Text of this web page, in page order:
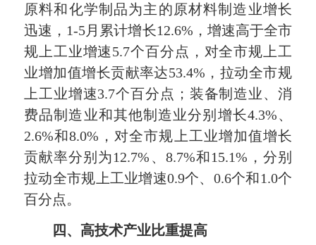
原料和化学制品为主的原材料制造业增长
迅速，1-5月累计增长12.6%，增速高于全市
规上工业增速5.7个百分点，对全市规上工
业增加值增长贡献率达53.4%，拉动全市规
上工业增速3.7个百分点；装备制造业、消
费品制造业和其他制造业分别增长4.3%、
2.6%和8.0%，对全市规上工业增加值增长
贡献率分别为12.7%、8.7%和15.1%，分别
拉动全市规上工业增速0.9个、0.6个和1.0个
百分点。
四、高技术产业比重提高